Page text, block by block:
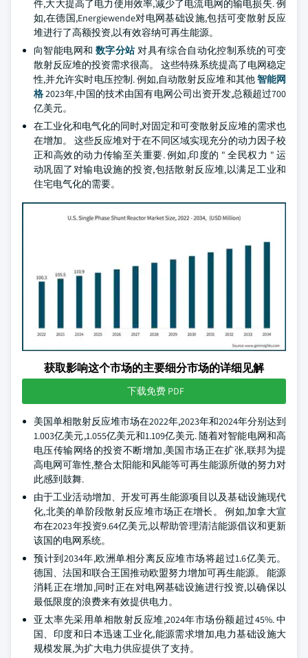
件,大大提高了电力使用效率,减少了电流电网的输电损失. 例
如,在德国,Energiewende对电网基础设施,包括可变散射反应
堆进行了高额投资,以有效容纳可再生能源。
向智能电网和 数字分站对具有综合自动化控制系统的可变
散射反应堆的投资需求很高。 这些特殊系统提高了电网稳定
性,并允许实时电压控制. 例如,自动散射反应堆和其他智能网
格2023年,中国的技术由国有电网公司出资开发,总额超过700
亿美元。
在工业化和电气化的同时,对固定和可变散射反应堆的需求也
在增加。 这些反应堆对于在不同区域实现充分的动力因子校
正和高效的动力传输至关重要. 例如,印度的 " 全民权力 " 运
动巩固了对输电设施的投资,包括散射反应堆,以满足工业和
住宅电气化的需要。
获取影响这个市场的主要细分市场的详细见解
下载免费 PDF
美国单相散射反应堆市场在2022年,2023年和2024年分别达到
1.003亿美元,1.055亿美元和1.109亿美元. 随着对智能电网和高
电压传输网络的投资不断增加,美国市场正在扩张,联邦为提
高电网可靠性,整合太阳能和风能等可再生能源所做的努力对
此感到鼓舞.
由于工业活动增加、开发可再生能源项目以及基础设施现代
化,北美的单阶段散射反应堆市场正在增长。 例如,加拿大宣
布在2023年投资9.64亿美元,以帮助管理清洁能源倡议和更新
该国的电网系统。
预计到2034年,欧洲单相分离反应堆市场将超过1.6亿美元。
德国、法国和联合王国推动欧盟努力增加可再生能源。 能源
消耗正在增加,同时正在对电网基础设施进行投资,以确保以
最低限度的浪费来有效提供电力。
亚太率先采用单相散射反应堆,2024年市场份额超过45%. 中
国、印度和日本迅速工业化,能源需求增加,电力基础设施大
规模发展,为扩大电力供应提供了支持。